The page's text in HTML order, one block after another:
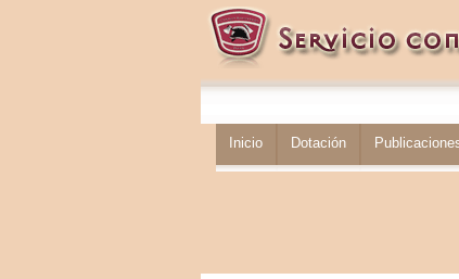
Inicio Dotación